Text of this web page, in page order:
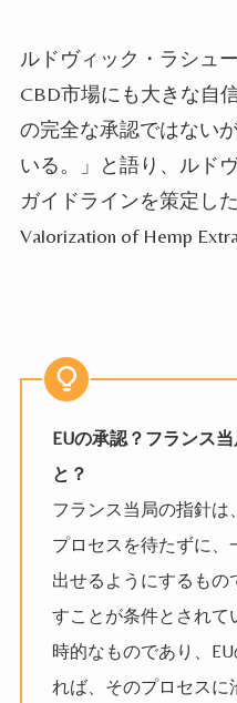
ルドヴィック・ラシュ
CBD市場にも大きな自
の完全な承認ではない
いる。」と語り、ルド
ガイドラインを策定し
Valorization of Hemp
EUの承認？フランス
と？
フランス当局の指針は
プロセスを待たずに、
出せるようにするもの
すことが条件とされて
時的なものであり、
れば、そのプロセスに